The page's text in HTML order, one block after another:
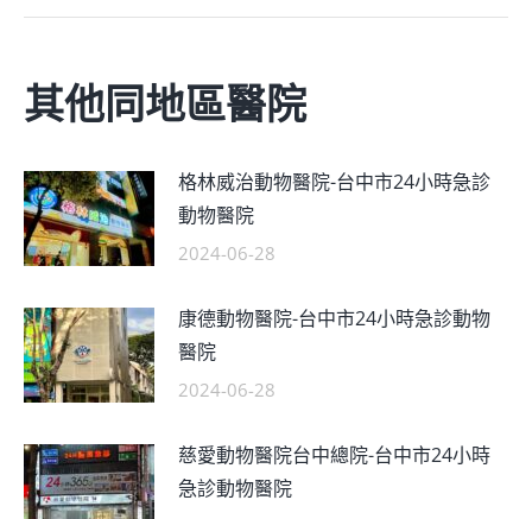
其他同地區醫院
格林威治動物醫院-台中市24小時急診
動物醫院
2024-06-28
康德動物醫院-台中市24小時急診動物
醫院
2024-06-28
慈愛動物醫院台中總院-台中市24小時
急診動物醫院